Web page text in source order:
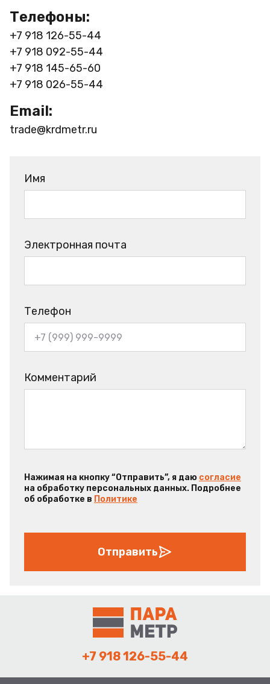
Телефоны:
+7 918 126-55-44
+7 918 092-55-44
+7 918 145-65-60
+7 918 026-55-44
Email:
trade@krdmetr.ru
Имя
Электронная почта
Телефон
Комментарий
Нажимая на кнопку “Отправить”, я даю согласие
на обработку персональных данных. Подробнее
об обработке в Политике
Отправить
+7 918 126-55-44